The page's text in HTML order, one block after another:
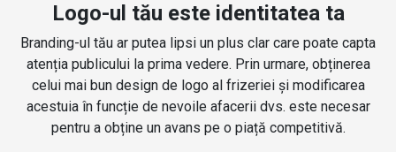
Logo-ul tău este identitatea ta
Branding-ul tău ar putea lipsi un plus clar care poate capta
atenția publicului la prima vedere. Prin urmare, obținerea
celui mai bun design de logo al frizeriei și modificarea
acestuia în funcție de nevoile afacerii dvs. este necesar
pentru a obține un avans pe o piață competitivă.